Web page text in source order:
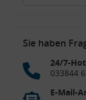
Sie haben
24/7-
033844
E-Mail-